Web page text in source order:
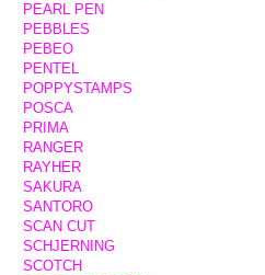
PEARL PEN
PEBBLES
PEBEO
PENTEL
POPPYSTAMPS
POSCA
PRIMA
RANGER
RAYHER
SAKURA
SANTORO
SCAN CUT
SCHJERNING
SCOTCH